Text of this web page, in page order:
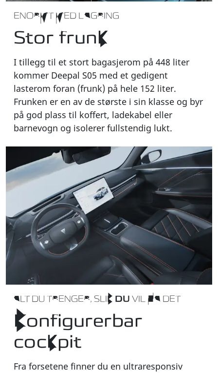
ENORMT MED LAGRING
Stor frunk
I tillegg til et stort bagasjerom på 448 liter
kommer Deepal S05 med et gedigent
lasterom foran (frunk) på hele 152 liter.
Frunken er en av de største i sin klasse og byr
på god plass til koffert, ladekabel eller
barnevogn og isolerer fullstendig lukt.
ALT DU TRENGER, SLIK DU VIL HA DET
Konfigurerbar
cockpit
Fra forsetene finner du en ultraresponsiv